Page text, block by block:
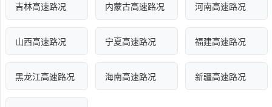
吉林高速路况 内蒙古高速路况 河南高速路况
山西高速路况 宁夏高速路况 福建高速路况
黑龙江高速路况 海南高速路况 新疆高速路况